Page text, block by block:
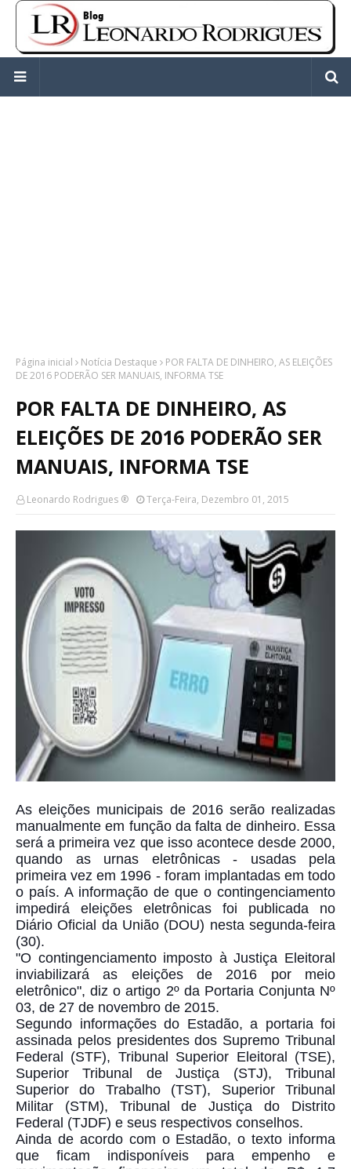
Página inicial Notícia Destaque
POR FALTA DE DINHEIRO, AS ELEIÇÕES
DE 2016 PODERÃO SER MANUAIS, INFORMA TSE
POR FALTA DE DINHEIRO, AS
ELEIÇÕES DE 2016 PODERÃO SER
MANUAIS, INFORMA TSE
Leonardo Rodrigues ® Terça-Feira, Dezembro 01, 2015
As eleições municipais de 2016 serão realizadas
manualmente em função da falta de dinheiro. Essa
será a primeira vez que isso acontece desde 2000,
quando as urnas eletrônicas - usadas pela
primeira vez em 1996 - foram implantadas em todo
o país. A informação de que o contingenciamento
impedirá eleições eletrônicas foi publicada no
Diário Oficial da União (DOU) nesta segunda-feira
(30).
"O contingenciamento imposto à Justiça Eleitoral
inviabilizará as eleições de 2016 por meio
eletrônico", diz o artigo 2º da Portaria Conjunta Nº
03, de 27 de novembro de 2015.
Segundo informações do Estadão, a portaria foi
assinada pelos presidentes dos Supremo Tribunal
Federal (STF), Tribunal Superior Eleitoral (TSE),
Superior Tribunal de Justiça (STJ), Tribunal
Superior do Trabalho (TST), Superior Tribunal
Militar (STM), Tribunal de Justiça do Distrito
Federal (TJDF) e seus respectivos conselhos.
Ainda de acordo com o Estadão, o texto informa
que ficam indisponíveis para empenho e